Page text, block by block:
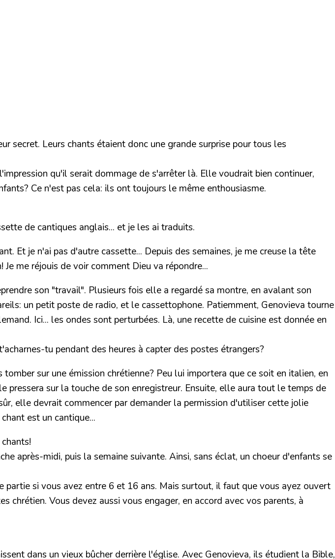
secret. Leurs chants étaient donc une grande surprise pour tous les
qu'il serait dommage de s'arrêter là. Elle voudrait bien continuer,
Ce n'est pas cela: ils ont toujours le même enthousiasme.
de cantiques anglais... et je les ai traduits.
Et je n'ai pas d'autre cassette... Depuis des semaines, je me creuse la tête
me réjouis de voir comment Dieu va répondre...
son "travail". Plusieurs fois elle a regardé sa montre, en avalant son
un petit poste de radio, et le cassettophone. Patiemment, Genovieva tourne
Ici... les ondes sont perturbées. Là, une recette de cuisine est donnée en
tu pendant des heures à capter des postes étrangers?
sur une émission chrétienne? Peu lui importera que ce soit en italien, en
sur la touche de son enregistreur. Ensuite, elle aura tout le temps de
elle devrait commencer par demander la permission d'utiliser cette jolie
est un cantique...
après-midi, puis la semaine suivante. Ainsi, sans éclat, un choeur d'enfants se
si vous avez entre 6 et 16 ans. Mais surtout, il faut que vous ayez ouvert
Vous devez aussi vous engager, en accord avec vos parents, à
dans un vieux bûcher derrière l'église. Avec Genovieva, ils étudient la Bible,